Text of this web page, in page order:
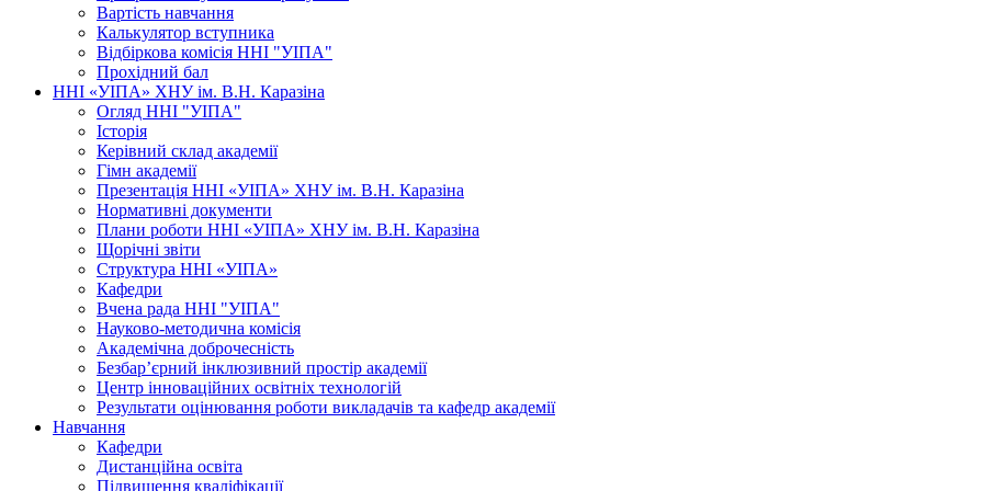
Вартість навчання
Калькулятор вступника
Відбіркова комісія ННІ "УІПА"
Прохідний бал
ННІ «УІПА» ХНУ ім. В.Н. Каразіна
Огляд ННІ "УІПА"
Історія
Керівний склад академії
Гімн академії
Презентація ННІ «УІПА» ХНУ ім. В.Н. Каразіна
Нормативні документи
Плани роботи ННІ «УІПА» ХНУ ім. В.Н. Каразіна
Щорічні звіти
Структура ННІ «УІПА»
Кафедри
Вчена рада ННІ "УІПА"
Науково-методична комісія
Академічна доброчесність
Безбар’єрний інклюзивний простір академії
Центр інноваційних освітніх технологій
Результати оцінювання роботи викладачів та кафедр академії
Навчання
Кафедри
Дистанційна освіта
Підвищення кваліфікації